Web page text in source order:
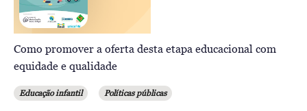
Como promover a oferta desta etapa educacional com
equidade e qualidade
Educação infantil Políticas públicas